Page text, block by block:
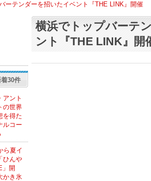
ーテンダーを招いたイベント『THE LINK』開催
30件
アント
の世界
を得た
ルコー
ら夏イ
ひんや
」開
かき氷
横浜でトップバーテ
ント『THE LINK』開